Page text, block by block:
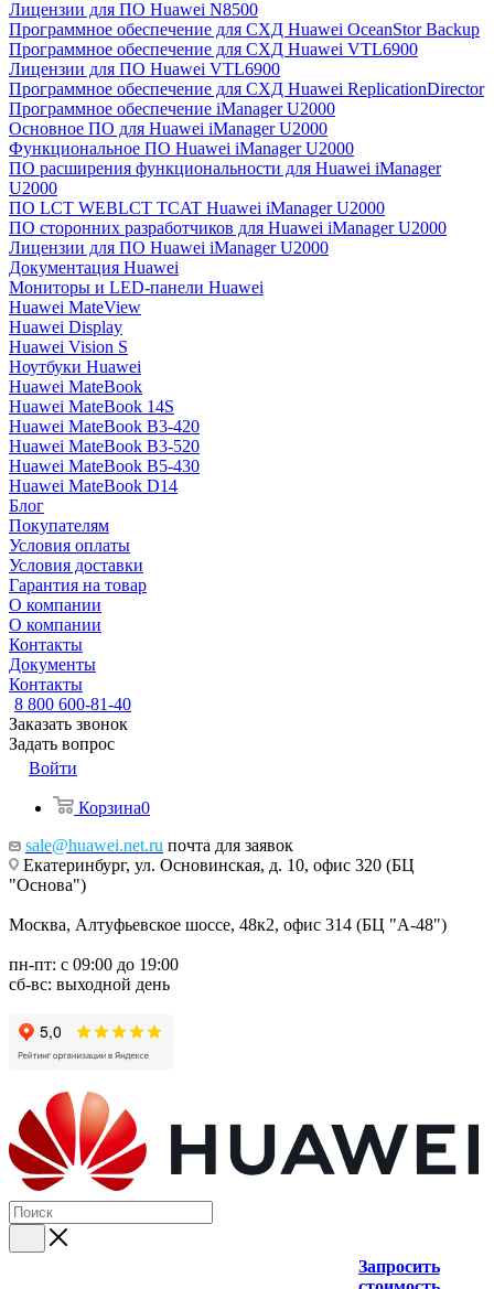
Лицензии для ПО Huawei N8500
Программное обеспечение для СХД Huawei OceanStor Backup
Программное обеспечение для СХД Huawei VTL6900
Лицензии для ПО Huawei VTL6900
Программное обеспечение для СХД Huawei ReplicationDirector
Программное обеспечение iManager U2000
Основное ПО для Huawei iManager U2000
Функциональное ПО Huawei iManager U2000
ПО расширения функциональности для Huawei iManager
U2000
ПО LCT WEBLCT TCAT Huawei iManager U2000
ПО сторонних разработчиков для Huawei iManager U2000
Лицензии для ПО Huawei iManager U2000
Документация Huawei
Мониторы и LED-панели Huawei
Huawei MateView
Huawei Display
Huawei Vision S
Ноутбуки Huawei
Huawei MateBook
Huawei MateBook 14S
Huawei MateBook B3-420
Huawei MateBook B3-520
Huawei MateBook B5-430
Huawei MateBook D14
Блог
Покупателям
Условия оплаты
Условия доставки
Гарантия на товар
О компании
О компании
Контакты
Документы
Контакты
8 800 600-81-40
Заказать звонок
Задать вопрос
Войти
Корзина0
sale@huawei.net.ru почта для заявок
Екатеринбург, ул. Основинская, д. 10, офис 320 (БЦ
"Основа")
Москва, Алтуфьевское шоссе, 48к2, офис 314 (БЦ "А-48")
пн-пт: с 09:00 до 19:00
сб-вс: выходной день
Запросить